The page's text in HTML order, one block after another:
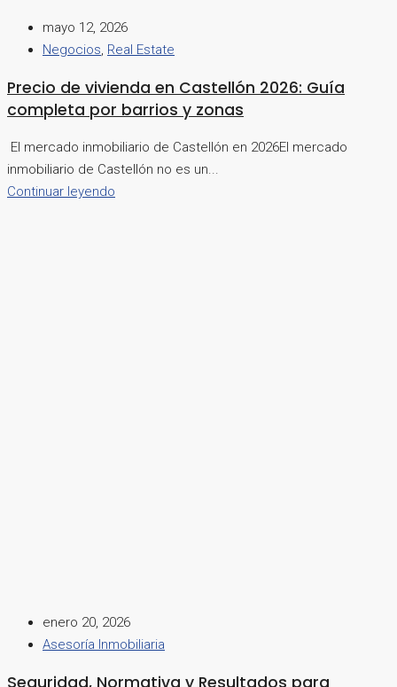
mayo 12, 2026
Negocios, Real Estate
Precio de vivienda en Castellón 2026: Guía
completa por barrios y zonas
El mercado inmobiliario de Castellón en 2026El mercado
inmobiliario de Castellón no es un...
Continuar leyendo
enero 20, 2026
Asesoría Inmobiliaria
Seguridad, Normativa y Resultados para